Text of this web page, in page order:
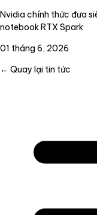
Nvidia chính thức đưa
notebook RTX Spark
01 tháng 6, 2026
← Quay lại tin tức